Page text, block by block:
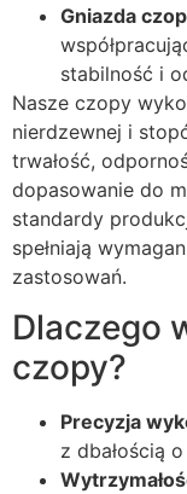
Gniazda
stabilność i
Nasze czopy
nierdzewnej i
trwałość,
dopasowanie do
standardy
spełniają
zastosowań.
Dlaczego
czopy?
Precyzja
z dbałością